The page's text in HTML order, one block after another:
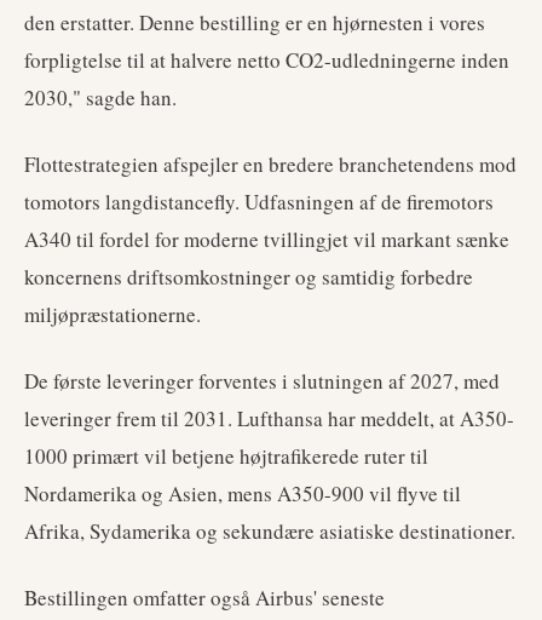
den erstatter. Denne bestilling er en hjørnesten i vores
forpligtelse til at halvere netto CO2-udledningerne inden
2030," sagde han.
Flottestrategien afspejler en bredere branchetendens mod
tomotors langdistancefly. Udfasningen af de firemotors
A340 til fordel for moderne tvillingjet vil markant sænke
koncernens driftsomkostninger og samtidig forbedre
miljøpræstationerne.
De første leveringer forventes i slutningen af 2027, med
leveringer frem til 2031. Lufthansa har meddelt, at A350-
1000 primært vil betjene højtrafikerede ruter til
Nordamerika og Asien, mens A350-900 vil flyve til
Afrika, Sydamerika og sekundære asiatiske destinationer.
Bestillingen omfatter også Airbus' seneste